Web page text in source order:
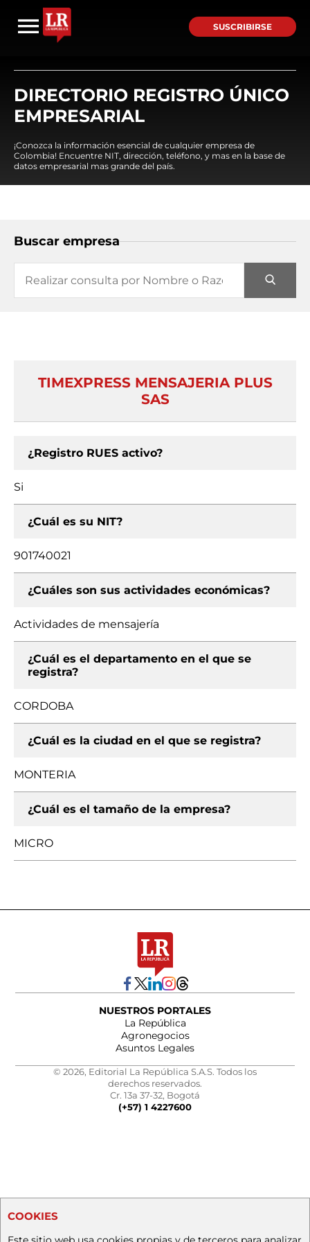
SUSCRIBIRSE
DIRECTORIO REGISTRO ÚNICO
EMPRESARIAL
¡Conozca la información esencial de cualquier empresa de
Colombia! Encuentre NIT, dirección, teléfono, y mas en la base de
datos empresarial mas grande del país.
Buscar empresa
TIMEXPRESS MENSAJERIA PLUS
SAS
¿Registro RUES activo?
Si
¿Cuál es su NIT?
901740021
¿Cuáles son sus actividades económicas?
Actividades de mensajería
¿Cuál es el departamento en el que se
registra?
CORDOBA
¿Cuál es la ciudad en el que se registra?
MONTERIA
¿Cuál es el tamaño de la empresa?
MICRO
NUESTROS PORTALES
La República
Agronegocios
Asuntos Legales
© 2026, Editorial La República S.A.S. Todos los
derechos reservados.
Cr. 13a 37-32, Bogotá
(+57) 1 4227600
COOKIES